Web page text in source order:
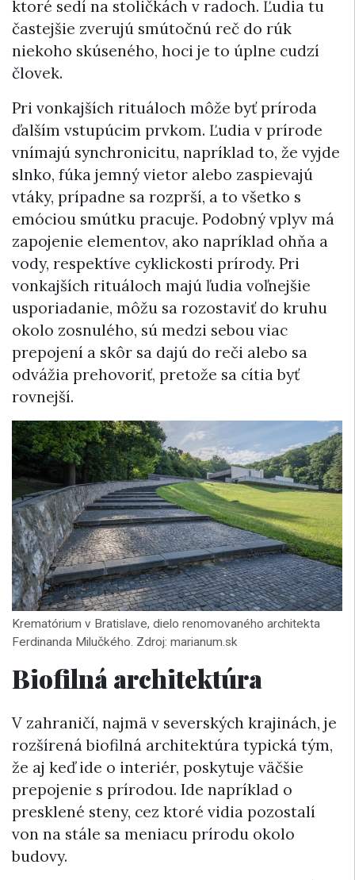
ktoré sedí na stoličkách v radoch. Ľudia tu
častejšie zverujú smútočnú reč do rúk
niekoho skúseného, hoci je to úplne cudzí
človek.
Pri vonkajších rituáloch môže byť príroda
ďalším vstupúcim prvkom. Ľudia v prírode
vnímajú synchronicitu, napríklad to, že vyjde
slnko, fúka jemný vietor alebo zaspievajú
vtáky, prípadne sa rozprší, a to všetko s
emóciou smútku pracuje. Podobný vplyv má
zapojenie elementov, ako napríklad ohňa a
vody, respektíve cyklickosti prírody. Pri
vonkajších rituáloch majú ľudia voľnejšie
usporiadanie, môžu sa rozostaviť do kruhu
okolo zosnulého, sú medzi sebou viac
prepojení a skôr sa dajú do reči alebo sa
odvážia prehovoriť, pretože sa cítia byť
rovnejší.
Krematórium v Bratislave, dielo renomovaného architekta
Ferdinanda Milučkého. Zdroj: marianum.sk
Biofilná architektúra
V zahraničí, najmä v severských krajinách, je
rozšírená biofilná architektúra typická tým,
že aj keď ide o interiér, poskytuje väčšie
prepojenie s prírodou. Ide napríklad o
presklené steny, cez ktoré vidia pozostalí
von na stále sa meniacu prírodu okolo
budovy.